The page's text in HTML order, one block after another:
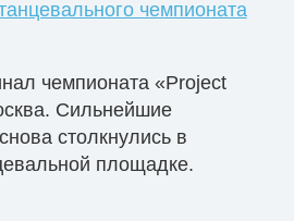
чемпионата
чемпионата «Project
Сильнейшие
столкнулись в
площадке.